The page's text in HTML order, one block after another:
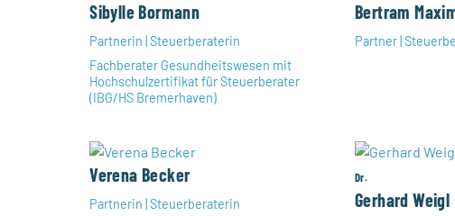
Sibylle Bormann
Partnerin | Steuerberaterin
Fachberater Gesundheitswesen mit
Hochschulzertifikat für Steuerberater
(IBG/HS Bremerhaven)
Bertram
Partner |
Verena Becker
Partnerin | Steuerberaterin
Dr.
Gerhard Weigl